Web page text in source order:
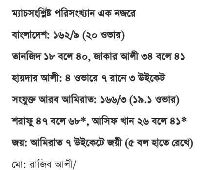
ম্যাচসংশ্লিষ্ট পরিসংখ্যান এক নজরে
বাংলাদেশ: ১৬২/৯ (২০ ওভার)
তানজিদ ১৮ বলে ৪০, জাকার আলী ৩৪ বলে ৪১
হায়দার আলী: ৪ ওভারে ৭ রানে ৩ উইকেট
সংযুক্ত আরব আমিরাত: ১৬৬/৩ (১৯.১ ওভার)
শরাফু ৪৭ বলে ৬৮*, আসিফ খান ২৬ বলে ৪১*
জয়: আমিরাত ৭ উইকেটে জয়ী (৫ বল হাতে রেখে)
মো: রাজিব আলী/